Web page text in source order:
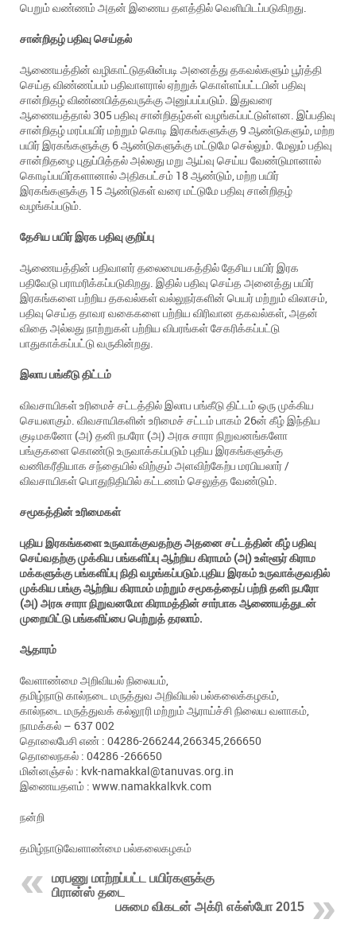
பெறும் வண்ணம் அதன் இணைய தளத்தில் வெளியிடப்படுகிறது.
சான்றிதழ்பதிவுசெய்தல்
ஆணையத்தின் வழிகாட்டுதலின்படி அனைத்து தகவல்களும் பூர்த்தி
செய்த விண்ணப்பம் பதிவாளரால் ஏற்றுக் கொள்ளப்பட்டபின் பதிவு
சான்றிதழ் விண்ணபித்தவருக்கு அனுப்பப்படும். இதுவரை
ஆணையத்தால் 305 பதிவு சான்றிதழ்கள் வழங்கப்பட்டுள்ளன. இப்பதிவு
சான்றிதழ் மரப்பயிர் மற்றும் கொடி இரகங்களுக்கு 9 ஆண்டுகளும், மற்ற
பயிர் இரகங்களுக்கு 6 ஆண்டுகளுக்கு மட்டுமே செல்லும். மேலும் பதிவு
சான்றிதழை புதுப்பித்தல் அல்லது மறு ஆய்வு செய்ய வேண்டுமானால்
கொடிப்பயிர்களானால் அதிகபட்சம் 18 ஆண்டும், மற்ற பயிர்
இரகங்களுக்கு 15 ஆண்டுகள் வரை மட்டுமே பதிவு சான்றிதழ்
வழங்கப்படும்.
தேசியபயிர்இரகபதிவுகுறிப்பு
ஆணையத்தின் பதிவாளர் தலைமையகத்தில் தேசிய பயிர் இரக
பதிவேடு பராமரிக்கப்படுகிறது. இதில் பதிவு செய்த அனைத்து பயிர்
இரகங்களை பற்றிய தகவல்கள் வல்லுநர்களின் பெயர் மற்றும் விலாசம்,
பதிவு செய்த தாவர வகைகளை பற்றிய விரிவான தகவல்கள், அதன்
விதை அல்லது நாற்றுகள் பற்றிய விபரங்கள் சேகரிக்கப்பட்டு
பாதுகாக்கப்பட்டு வருகின்றது.
இலாபபங்கீடுதிட்டம்
விவசாயிகள் உரிமைச் சட்டத்தில் இலாப பங்கீடு திட்டம் ஒரு முக்கிய
செயலாகும். விவசாயிகளின் உரிமைச் சட்டம் பாகம் 26ன் கீழ் இந்திய
குடிமகனோ (அ) தனி நபரோ (அ) அரசு சாரா நிறுவனங்களோ
பங்குகளை கொண்டு உருவாக்கப்படும் புதிய இரகங்களுக்கு
வணிகரீதியாக சந்தையில் விற்கும் அளவிற்கேற்ப மரபியலார் /
விவசாயிகள் பொதுநிதியில் கட்டணம் செலுத்த வேண்டும்.
சமூகத்தின்உரிமைகள்
புதிய இரகங்களை உருவாக்குவதற்கு அதனை சட்டத்தின் கீழ் பதிவு
செய்வதற்கு முக்கிய பங்களிப்பு ஆற்றிய கிராமம் (அ) உள்ளூர் கிராம
மக்களுக்கு பங்களிப்பு நிதி வழங்கப்படும்.புதிய இரகம் உருவாக்குவதில்
முக்கிய பங்கு ஆற்றிய கிராமம் மற்றும் சமூகத்தைப் பற்றி தனி நபரோ
(அ) அரசு சாரா நிறுவனமோ கிராமத்தின் சார்பாக ஆணையத்துடன்
முறையிட்டு பங்களிப்பை பெற்றுத் தரலாம்.
ஆதாரம்
வேளாண்மை அறிவியல் நிலையம்,
தமிழ்நாடு கால்நடை மருத்துவ அறிவியல் பல்கலைக்கழகம்,
கால்நடை மருத்துவக் கல்லூரி மற்றும் ஆராய்ச்சி நிலைய வளாகம்,
நாமக்கல் – 637 002
தொலைபேசி எண் : 04286-266244,266345,266650
தொலைநகல் : 04286 -266650
மின்னஞ்சல் : kvk-namakkal@tanuvas.org.in
இணையதளம் : www.namakkalkvk.com
நன்றி
தமிழ்நாடுவேளாண்மை பல்கலைகழகம்
மரபணு மாற்றப்பட்ட பயிர்களுக்கு
பிரான்ஸ் தடை
பசுமை விகடன் அக்ரி எக்ஸ்போ 2015